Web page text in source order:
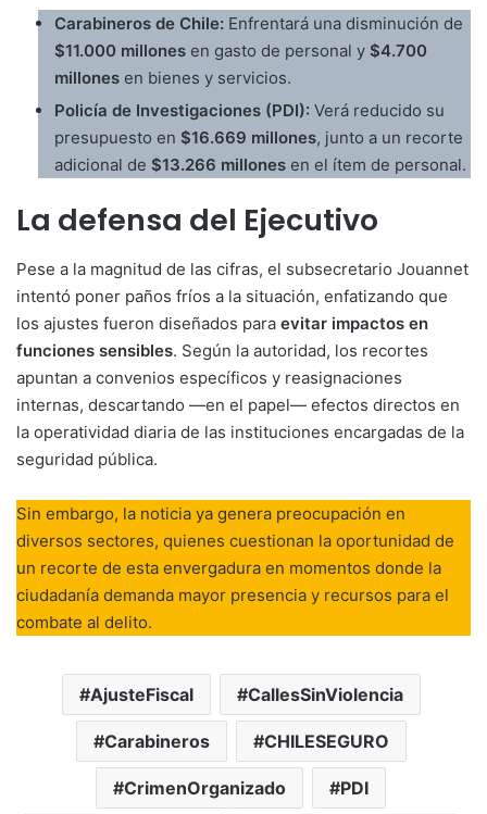
Carabineros de Chile: Enfrentará una disminución de
$11.000 millones en gasto de personal y $4.700
millones en bienes y servicios.
Policía de Investigaciones (PDI): Verá reducido su
presupuesto en $16.669 millones, junto a un recorte
adicional de $13.266 millones en el ítem de personal.
La defensa del Ejecutivo
Pese a la magnitud de las cifras, el subsecretario Jouannet
intentó poner paños fríos a la situación, enfatizando que
los ajustes fueron diseñados para evitar impactos en
funciones sensibles. Según la autoridad, los recortes
apuntan a convenios específicos y reasignaciones
internas, descartando —en el papel— efectos directos en
la operatividad diaria de las instituciones encargadas de la
seguridad pública.
Sin embargo, la noticia ya genera preocupación en
diversos sectores, quienes cuestionan la oportunidad de
un recorte de esta envergadura en momentos donde la
ciudadanía demanda mayor presencia y recursos para el
combate al delito.
AjusteFiscal CallesSinViolencia
Carabineros CHILESEGURO
CrimenOrganizado PDI